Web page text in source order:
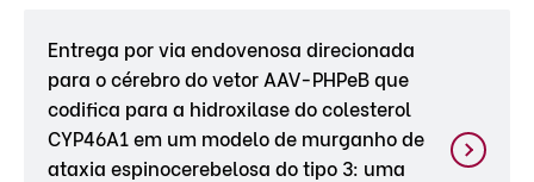
Entrega por via endovenosa direcionada
para o cérebro do vetor AAV-PHPeB que
codifica para a hidroxilase do colesterol
CYP46A1 em um modelo de murganho de
ataxia espinocerebelosa do tipo 3: uma